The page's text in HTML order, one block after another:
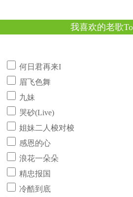
我喜欢的老歌
何日君再来I
眉飞色舞
九妹
哭砂(Live)
姐妹二人梭对梭
感恩的心
浪花一朵朵
精忠报国
冷酷到底